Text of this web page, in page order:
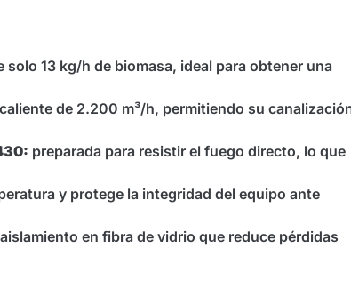
13 kg/h de biomasa, ideal para obtener una
de 2.200 m³/h, permitiendo su
preparada para resistir el fuego directo, lo que
y protege la integridad del equipo ante
en fibra de vidrio que reduce pérdidas